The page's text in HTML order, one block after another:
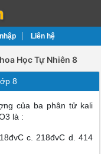
Liên hệ
Học Tự Nhiên 8
8
của ba phân tử kali
là :
c. 218đvC d. 414